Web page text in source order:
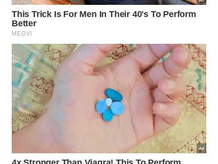
Um grupo pouco conhecido de micróbios está se movendo
silenciosamente para os mesmos lugares onde nadamos,
irrigamos as plantações e abrimos a torneira. - Créditos:
Kateryna Kon/Science Photo Library
A conscientização sobre as mudanças no ambiente
ao seu redor permite que você tome decisões mais
seguras ao planejar atividades ao ar livre. Manter o
corpo protegido e evitar a inalação de partículas de
poeira em áreas de risco são hábitos fundamentais
para preservar o seu bem-estar a longo prazo.